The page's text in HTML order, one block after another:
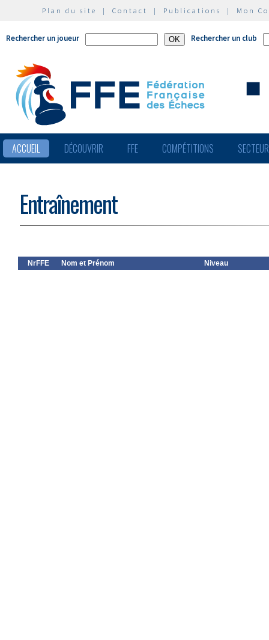
Plan du site | Contact | Publications | Mon
Rechercher un joueur Rechercher un club
ACCUEIL DÉCOUVRIR FFE COMPÉTITIONS
Entraînement
NrFFE Nom et Prénom Niveau